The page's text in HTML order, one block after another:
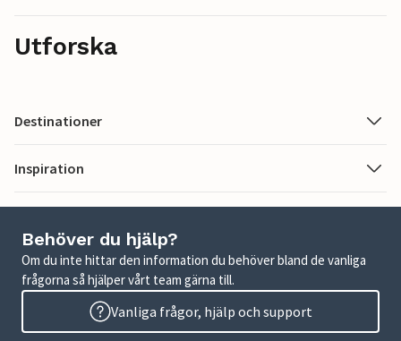
Utforska
Destinationer
Inspiration
Behöver du hjälp?
Om du inte hittar den information du behöver bland de vanliga
frågorna så hjälper vårt team gärna till.
Vanliga frågor, hjälp och support